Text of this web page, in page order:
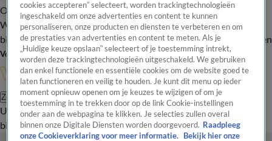
Overzicht Onze programma's Uitzendingen Onze gezichten
In de
WandelgangenInterviewsUitzending
bijwonenPodcastShopVeelgestelde vragenKijkersvraag insturen
Volg Vandaag Inside
Zoeken
UitzendingenVandaag InsideDe OranjezomerShopUitzending
bijwonen
cookies accepteren” selecteert, worden trackingtechnologieën
ingeschakeld om onze advertenties en content te kunnen
personaliseren, onze producten en diensten te verbeteren en om
de prestaties van advertenties en content te meten. Als je
„Huidige keuze opslaan” selecteert of je toestemming intrekt,
worden deze trackingtechnologieën uitgeschakeld. We gebruiken
dan enkel functionele en essentiële cookies om de website goed te
laten functioneren en veilig te houden. Je kunt dit menu op ieder
moment opnieuw openen om je keuzes te wijzigen of om je
toestemming in te trekken door op de link Cookie-instellingen
onder aan de webpagina te klikken. Je selecties zullen overal
binnen onze Digitale Diensten worden doorgevoerd. Raadpleeg
onze Cookieverklaring voor meer informatie.
Bekijk hier onze